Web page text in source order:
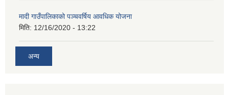
मादी गाउँपालिकाको पञ्चवर्षिय आवधिक योजना
मिति: 12/16/2020 - 13:22
अन्य